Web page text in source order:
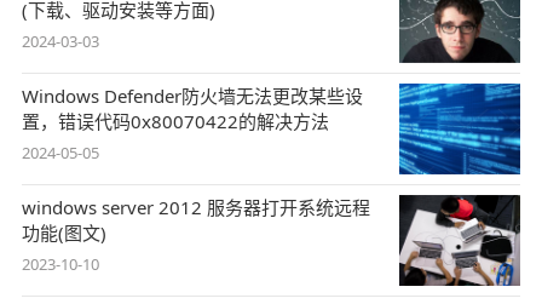
(下载、驱动安装等方面)
2024-03-03
Windows Defender防火墙无法更改某些设
置，错误代码0x80070422的解决方法
2024-05-05
windows server 2012 服务器打开系统远程
功能(图文)
2023-10-10